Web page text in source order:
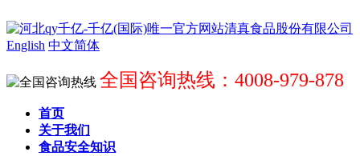
English 中文简体
全国咨询热线：4008-979-878
首页
关于我们
食品安全知识